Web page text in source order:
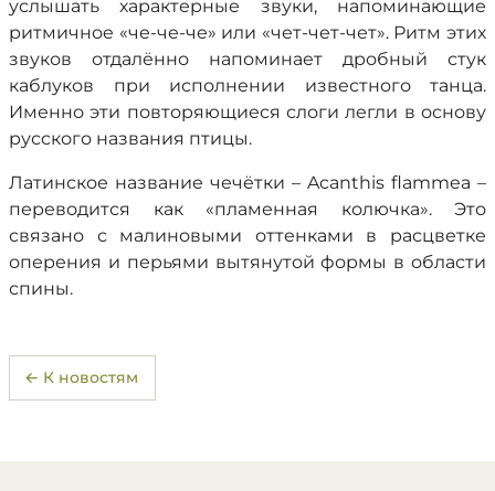
услышать характерные звуки, напоминающие
ритмичное «че-че-че» или «чет-чет-чет». Ритм этих
звуков отдалённо напоминает дробный стук
каблуков при исполнении известного танца.
Именно эти повторяющиеся слоги легли в основу
русского названия птицы.
Латинское название чечётки – Acanthis flammea –
переводится как «пламенная колючка». Это
связано с малиновыми оттенками в расцветке
оперения и перьями вытянутой формы в области
спины.
← К новостям